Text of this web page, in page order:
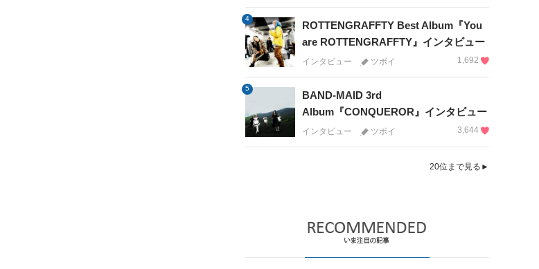
4
ROTTENGRAFFTY Best Album『You
are ROTTENGRAFFTY』インタビュー
インタビュー ツボイ 1,692
5
BAND-MAID 3rd
Album『CONQUEROR』インタビュー
インタビュー ツボイ 3,644
20位まで見る►